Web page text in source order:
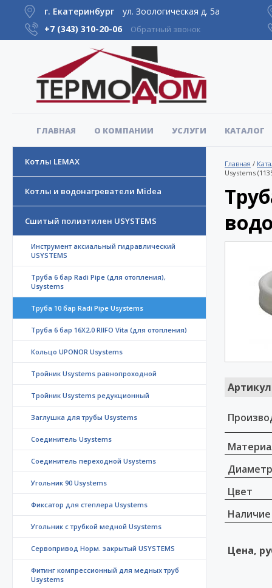
г. Екатеринбург
ул. Зоологическая д. 5а
+7 (343) 310-20-06 Обратный звонок
ГЛАВНАЯ О КОМПАНИИ УСЛУГИ КАТАЛОГ
Котлы LEMAX
Котлы и водонагреватели Midea
Сшитый полиэтилен USYSTEMS
Инструмент аксиальный гидравлический
USYSTEMS
Труба 6 бар Radi Pipe (для отопления),
Usystems
Труба 10 бар Radi Pipe Usystems
Труба 6 бар 16X2,0 RIIFO Vita (для отопления)
Кольцо UPONOR Usystems
Тройник Usystems равнопроходной
Тройник Usystems редукционный
Заглушка для трубы Usystems
Соединитель Usystems
Соединитель переходной Usystems
Угольник 90 Usystems
Фиксатор для степлера Usystems
Угольник с трубкой медной Usystems
Сервопривод Норм. закрытый USYSTEMS
Фитинг компрессионный для медных труб
Usystems
Главная /
Usystems
Артикул
Диаметр
Цвет
Наличие
Цена,